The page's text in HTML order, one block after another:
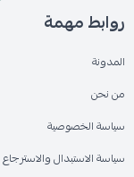
روابط مهمة
المدونة
من نحن
سياسة الخصوصية
سياسة الاستبدال والاسترجاع